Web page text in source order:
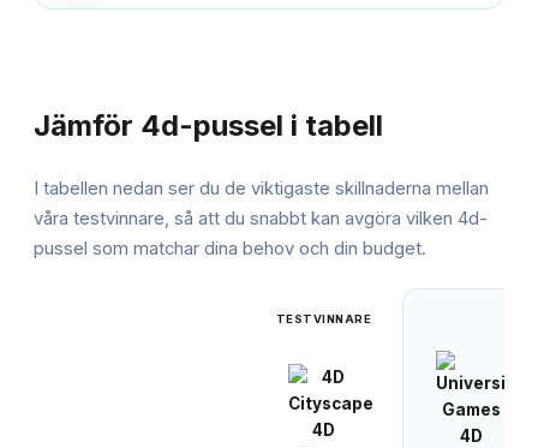
Jämför 4d-pussel i tabell
I tabellen nedan ser du de viktigaste skillnaderna mellan
våra testvinnare, så att du snabbt kan avgöra vilken 4d-
pussel som matchar dina behov och din budget.
TESTVINNARE